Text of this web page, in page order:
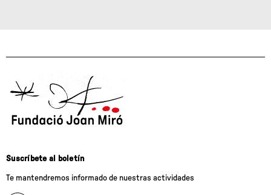
Suscríbete al boletín
Te mantendremos informado de nuestras actividades